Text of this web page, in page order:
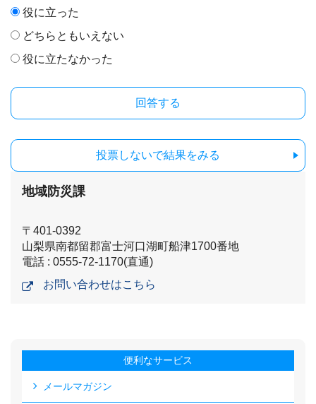
役に立った
どちらともいえない
役に立たなかった
投票しないで結果をみる
地域防災課
〒401-0392
山梨県南都留郡富士河口湖町船津1700番地
電話 : 0555-72-1170(直通)
お問い合わせはこちら
便利なサービス
メールマガジン